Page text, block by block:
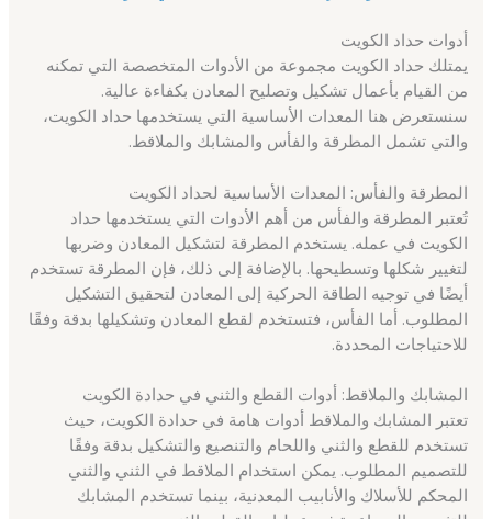
أدوات حداد الكويت
يمتلك حداد الكويت مجموعة من الأدوات المتخصصة التي تمكنه
من القيام بأعمال تشكيل وتصليح المعادن بكفاءة عالية.
سنستعرض هنا المعدات الأساسية التي يستخدمها حداد الكويت،
والتي تشمل المطرقة والفأس والمشابك والملاقط.
المطرقة والفأس: المعدات الأساسية لحداد الكويت
تُعتبر المطرقة والفأس من أهم الأدوات التي يستخدمها حداد
الكويت في عمله. يستخدم المطرقة لتشكيل المعادن وضربها
لتغيير شكلها وتسطيحها. بالإضافة إلى ذلك، فإن المطرقة تستخدم
أيضًا في توجيه الطاقة الحركية إلى المعادن لتحقيق التشكيل
المطلوب. أما الفأس، فتستخدم لقطع المعادن وتشكيلها بدقة وفقًا
للاحتياجات المحددة.
المشابك والملاقط: أدوات القطع والثني في حدادة الكويت
تعتبر المشابك والملاقط أدوات هامة في حدادة الكويت، حيث
تستخدم للقطع والثني واللحام والتنصيع والتشكيل بدقة وفقًا
للتصميم المطلوب. يمكن استخدام الملاقط في الثني والثني
المحكم للأسلاك والأنابيب المعدنية، بينما تستخدم المشابك